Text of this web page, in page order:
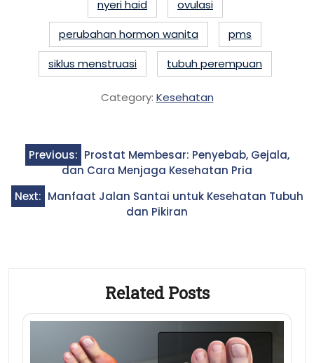
nyeri haid
ovulasi
perubahan hormon wanita
pms
siklus menstruasi
tubuh perempuan
Category: Kesehatan
Post
navigation
Previous: Prostat Membesar: Penyebab, Gejala,
dan Cara Menjaga Kesehatan Pria
Next: Manfaat Jalan Santai untuk Kesehatan Tubuh
dan Pikiran
Related Posts